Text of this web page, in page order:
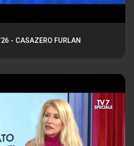
- CASAZERO FURLAN